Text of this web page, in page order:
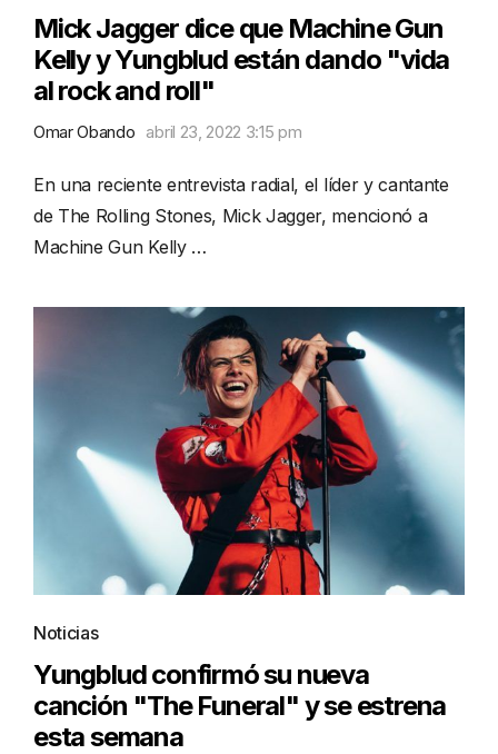
Mick Jagger dice que Machine Gun
Kelly y Yungblud están dando "vida
al rock and roll"
Omar Obando abril 23, 2022 3:15 pm
En una reciente entrevista radial, el líder y cantante
de The Rolling Stones, Mick Jagger, mencionó a
Machine Gun Kelly …
Noticias
Yungblud confirmó su nueva
canción "The Funeral" y se estrena
esta semana